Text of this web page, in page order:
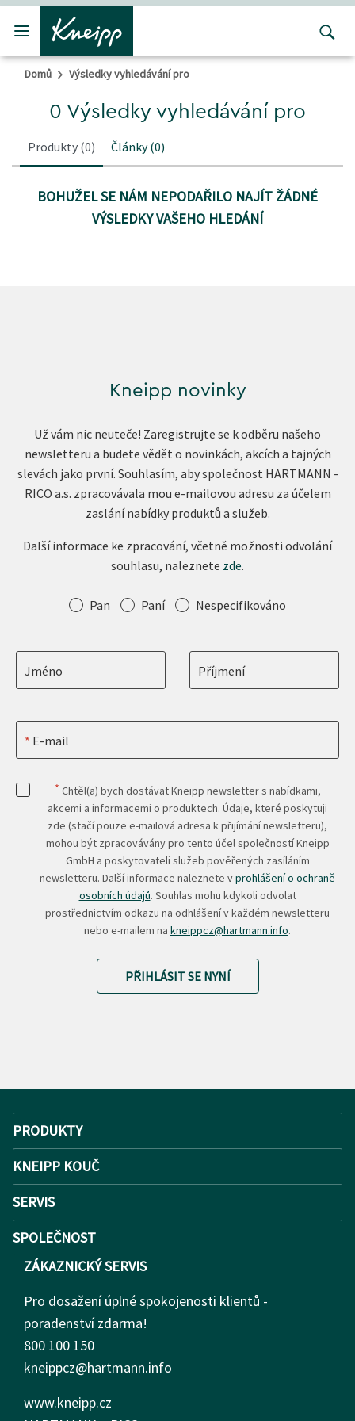
Přejít na hlavní obsah
Přejít na obsah patičky
Domů Výsledky vyhledávání pro
0 Výsledky vyhledávání pro
Produkty (0) Články(0)
BOHUŽEL SE NÁM NEPODAŘILO NAJÍT ŽÁDNÉ
VÝSLEDKY VAŠEHO HLEDÁNÍ
Kneipp novinky
Už vám nic neuteče! Zaregistrujte se k odběru našeho
newsletteru a budete vědět o novinkách, akcích a tajných
slevách jako první. Souhlasím, aby společnost HARTMANN -
RICO a.s. zpracovávala mou e-mailovou adresu za účelem
zaslání nabídky produktů a služeb.
Další informace ke zpracování, včetně možnosti odvolání
souhlasu, naleznete zde.
Oslovení Pan Paní Nespecifikováno
Jméno Příjmení
E-mail
* Chtěl(a) bych dostávat Kneipp newsletter s nabídkami,
akcemi a informacemi o produktech. Údaje, které poskytuji
zde (stačí pouze e-mailová adresa k přijímání newsletteru),
mohou být zpracovávány pro tento účel společností Kneipp
GmbH a poskytovateli služeb pověřených zasíláním
newsletteru. Další informace naleznete vprohlášení o ochraně
osobních údajů. Souhlas mohu kdykoli odvolat
prostřednictvím odkazu na odhlášení v každém newsletteru
nebo e-mailem na kneippcz@hartmann.info.
PŘIHLÁSIT SE NYNÍ
PRODUKTY
KNEIPP KOUČ
SERVIS
SPOLEČNOST
ZÁKAZNICKÝ SERVIS
Pro dosažení úplné spokojenosti klientů -
poradenství zdarma!
800 100 150
kneippcz@hartmann.info
www.kneipp.cz